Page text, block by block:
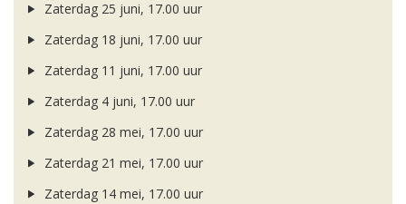
Zaterdag 25 juni, 17.00 uur
Zaterdag 18 juni, 17.00 uur
Zaterdag 11 juni, 17.00 uur
Zaterdag 4 juni, 17.00 uur
Zaterdag 28 mei, 17.00 uur
Zaterdag 21 mei, 17.00 uur
Zaterdag 14 mei, 17.00 uur